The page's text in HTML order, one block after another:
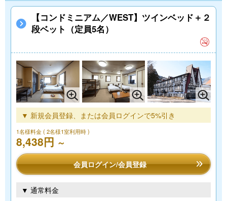
【コンドミニアム／WEST】ツインベッド＋２
段ベット（定員5名）
▼ 新規会員登録、または会員ログインで5%引き
1名様料金( 2名様1室利用時 )
8,438円 ～
会員ログイン/会員登録
▼ 通常料金